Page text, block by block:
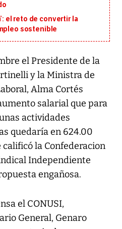
el reto de convertir la
sostenible
el Presidente de la
y la Ministra de
Alma Cortés
salarial que para
actividades
quedaría en 624.00
la Confederacion
Independiente
engañosa.
el CONUSI,
General, Genaro